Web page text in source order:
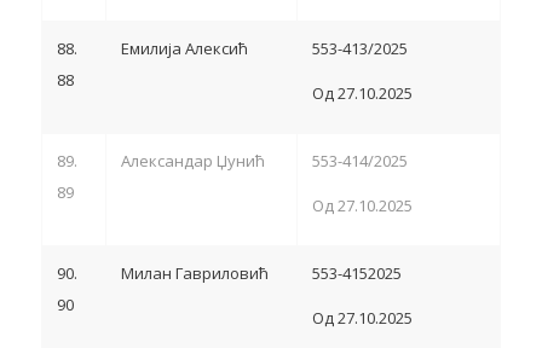
88.
88
Емилија Алексић 553-413/2025
Од 27.10.2025
89.
89
Александар Џунић 553-414/2025
Од 27.10.2025
90.
90
Милан Гавриловић 553-4152025
Од 27.10.2025